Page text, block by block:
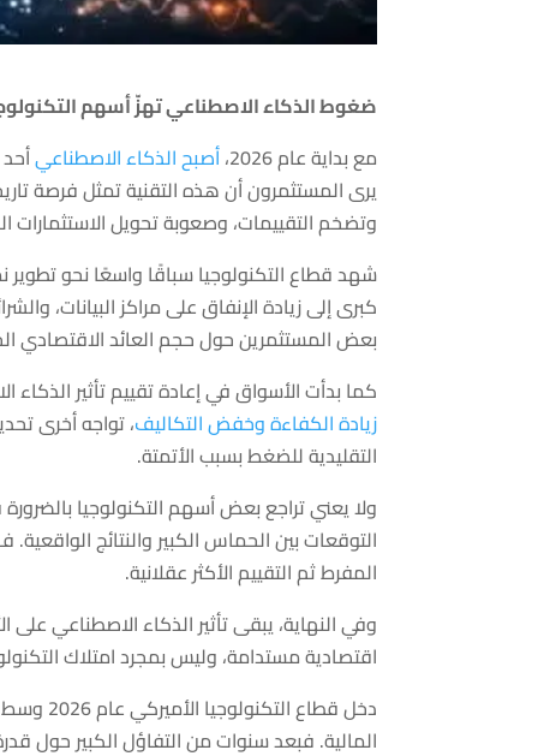
ضغوط الذكاء الاصطناعي تهزّ أسهم التكنولوجيا
مع بداية عام 2026،
أصبح الذكاء الاصطناعي
يرى المستثمرون أن هذه التقنية تمثل فرصة
وتضخم التقييمات، وصعوبة تحويل الاستثمارات
شهد قطاع التكنولوجيا سباقًا واسعًا نحو تطوير
كبرى إلى زيادة الإنفاق على مراكز البيانات،
بعض المستثمرين حول حجم العائد الاقتصادي
كما بدأت الأسواق في إعادة تقييم تأثير
زيادة الكفاءة وخفض التكاليف، تواجه أخرى
التقليدية للضغط بسبب الأتمتة.
ولا يعني تراجع بعض أسهم التكنولوجيا
التوقعات بين الحماس الكبير والنتائج الواقعية.
المفرط ثم التقييم الأكثر عقلانية.
وفي النهاية، يبقى تأثير الذكاء الاصطناعي
اقتصادية مستدامة، وليس بمجرد امتلاك
دخل
المالية. فبعد سنوات من التفاؤل الكبير حول